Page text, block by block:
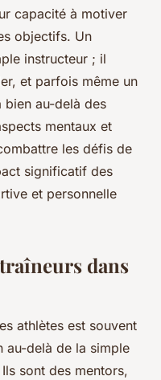
capacité à motiver
objectifs. Un
instructeur ; il
et parfois même un
bien au-delà des
mentaux et
les défis de
significatif des
et personnelle
dans
athlètes est souvent
au-delà de la simple
sont des mentors,